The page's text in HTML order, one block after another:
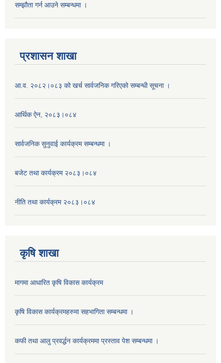
सम्झौता गर्न आउने सम्बन्धमा ।
प्रशासन शाखा
आ.व. २०८२।०८३ को खर्च सार्वजनिक गरिएको सम्बन्धी सूचना ।
आर्थिक ऐन, २०८३।०८४
सार्वजनिक सुनुवाई कार्यक्रम सम्बन्धमा ।
बजेट तथा कार्यक्रम २०८३।०८४
नीति तथा कार्यक्रम २०८३।०८४
कृषि शाखा
मागमा आधारित कृषि विकास कार्यक्रम
कृषि विकास कार्यक्रमहरुमा सहभागिता सम्बन्धमा ।
कफी तथा आलु प्रवर्द्धन कार्यक्रममा प्रस्ताव पेश सम्बन्धमा ।